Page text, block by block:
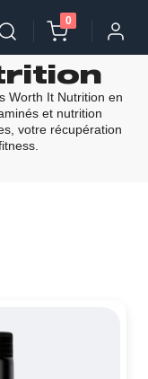
0
Worth It Nutrition en
et nutrition
votre récupération